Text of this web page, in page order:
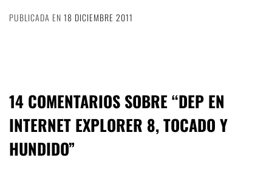
PUBLICADA EN 18 DICIEMBRE 2011
14 COMENTARIOS SOBRE “DEP EN
INTERNET EXPLORER 8, TOCADO Y
HUNDIDO”